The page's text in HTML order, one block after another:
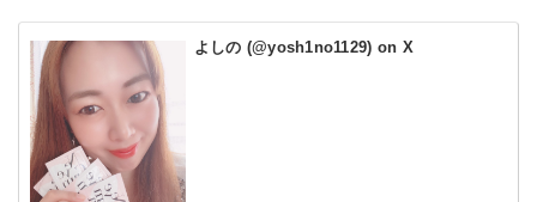
よしの (@yosh1no1129) on X